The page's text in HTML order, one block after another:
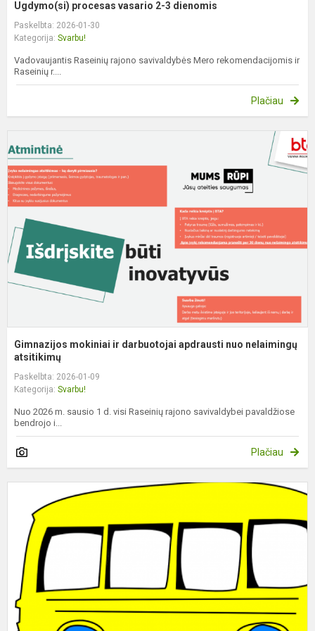
Ugdymo(si) procesas vasario 2-3 dienomis
Paskelbta: 2026-01-30
Kategorija: Svarbu!
Vadovaujantis Raseinių rajono savivaldybės Mero rekomendacijomis ir
Raseinių r....
Plačiau
Gimnazijos mokiniai ir darbuotojai apdrausti nuo nelaimingų
atsitikimų
Paskelbta: 2026-01-09
Kategorija: Svarbu!
Nuo 2026 m. sausio 1 d. visi Raseinių rajono savivaldybei pavaldžiose
bendrojo i...
Plačiau